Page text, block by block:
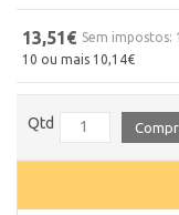
13,51€ Sem impostos:
10 ou mais 10,14€
Qtd